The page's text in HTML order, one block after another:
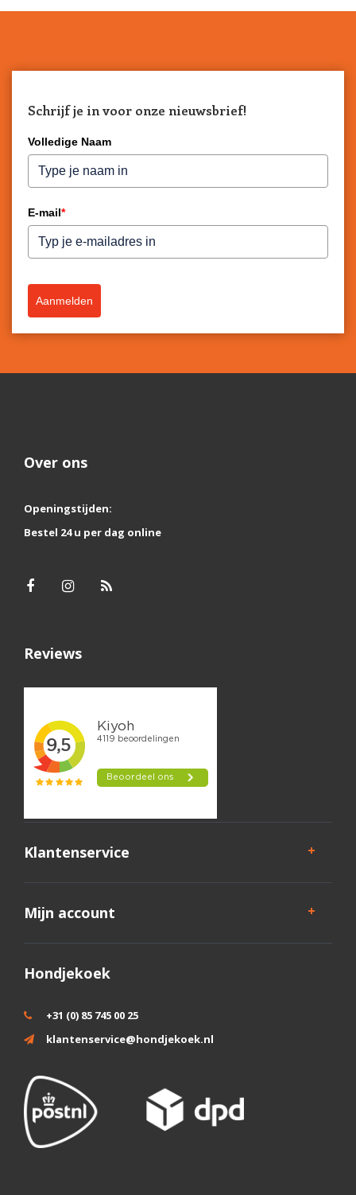
Schrijf je in voor onze nieuwsbrief!
Volledige Naam
E-mail*
Aanmelden
Over ons
Openingstijden:
Bestel 24 u per dag online
Reviews
Klantenservice
Mijn account
Hondjekoek
+31 (0) 85 745 00 25
klantenservice@hondjekoek.nl